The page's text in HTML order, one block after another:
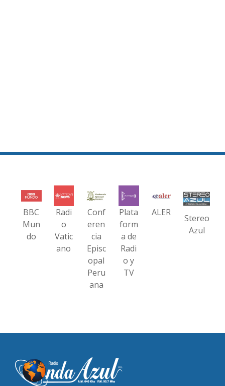
BBC
Mun
do
Radi
o
Vatic
ano
Conf
eren
cia
Episc
opal
Peru
ana
Plata
form
a de
Radi
o y
TV
ALER
Stereo
Azul